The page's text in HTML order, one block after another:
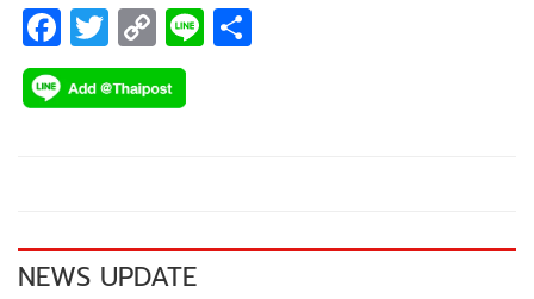
F
ac
e
k
T
wi
tt
C
o
p
k
Li
NEWS UPDATE